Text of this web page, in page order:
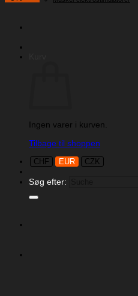
Ingen varer i kurven.
Tilbage til shoppen
CHF EUR CZK
Søg efter: